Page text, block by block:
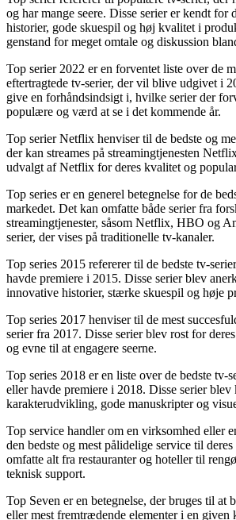
og har mange seere. Disse serier er kendt for
historier, gode skuespil og høj kvalitet i
genstand for meget omtale og diskussion
Top serier 2022 er en forventet liste over de
eftertragtede tv-serier, der vil blive udgivet i
give en forhåndsindsigt i, hvilke serier der
populære og værd at se i det kommende år.
Top serier Netflix henviser til de bedste og
der kan streames på streamingtjenesten
udvalgt af Netflix for deres kvalitet og
Top series er en generel betegnelse for de
markedet. Det kan omfatte både serier fra
streamingtjenester, såsom Netflix, HBO og
serier, der vises på traditionelle tv-kanaler.
Top series 2015 refererer til de bedste tv-
havde premiere i 2015. Disse serier blev
innovative historier, stærke skuespil og høje
Top series 2017 henviser til de mest
serier fra 2017. Disse serier blev rost for
og evne til at engagere seerne.
Top series 2018 er en liste over de bedste tv-
eller havde premiere i 2018. Disse serier blev
karakterudvikling, gode manuskripter og
Top service handler om en virksomhed eller
den bedste og mest pålidelige service til
omfatte alt fra restauranter og hoteller til
teknisk support.
Top Seven er en betegnelse, der bruges til at
eller mest fremtrædende elementer i en given